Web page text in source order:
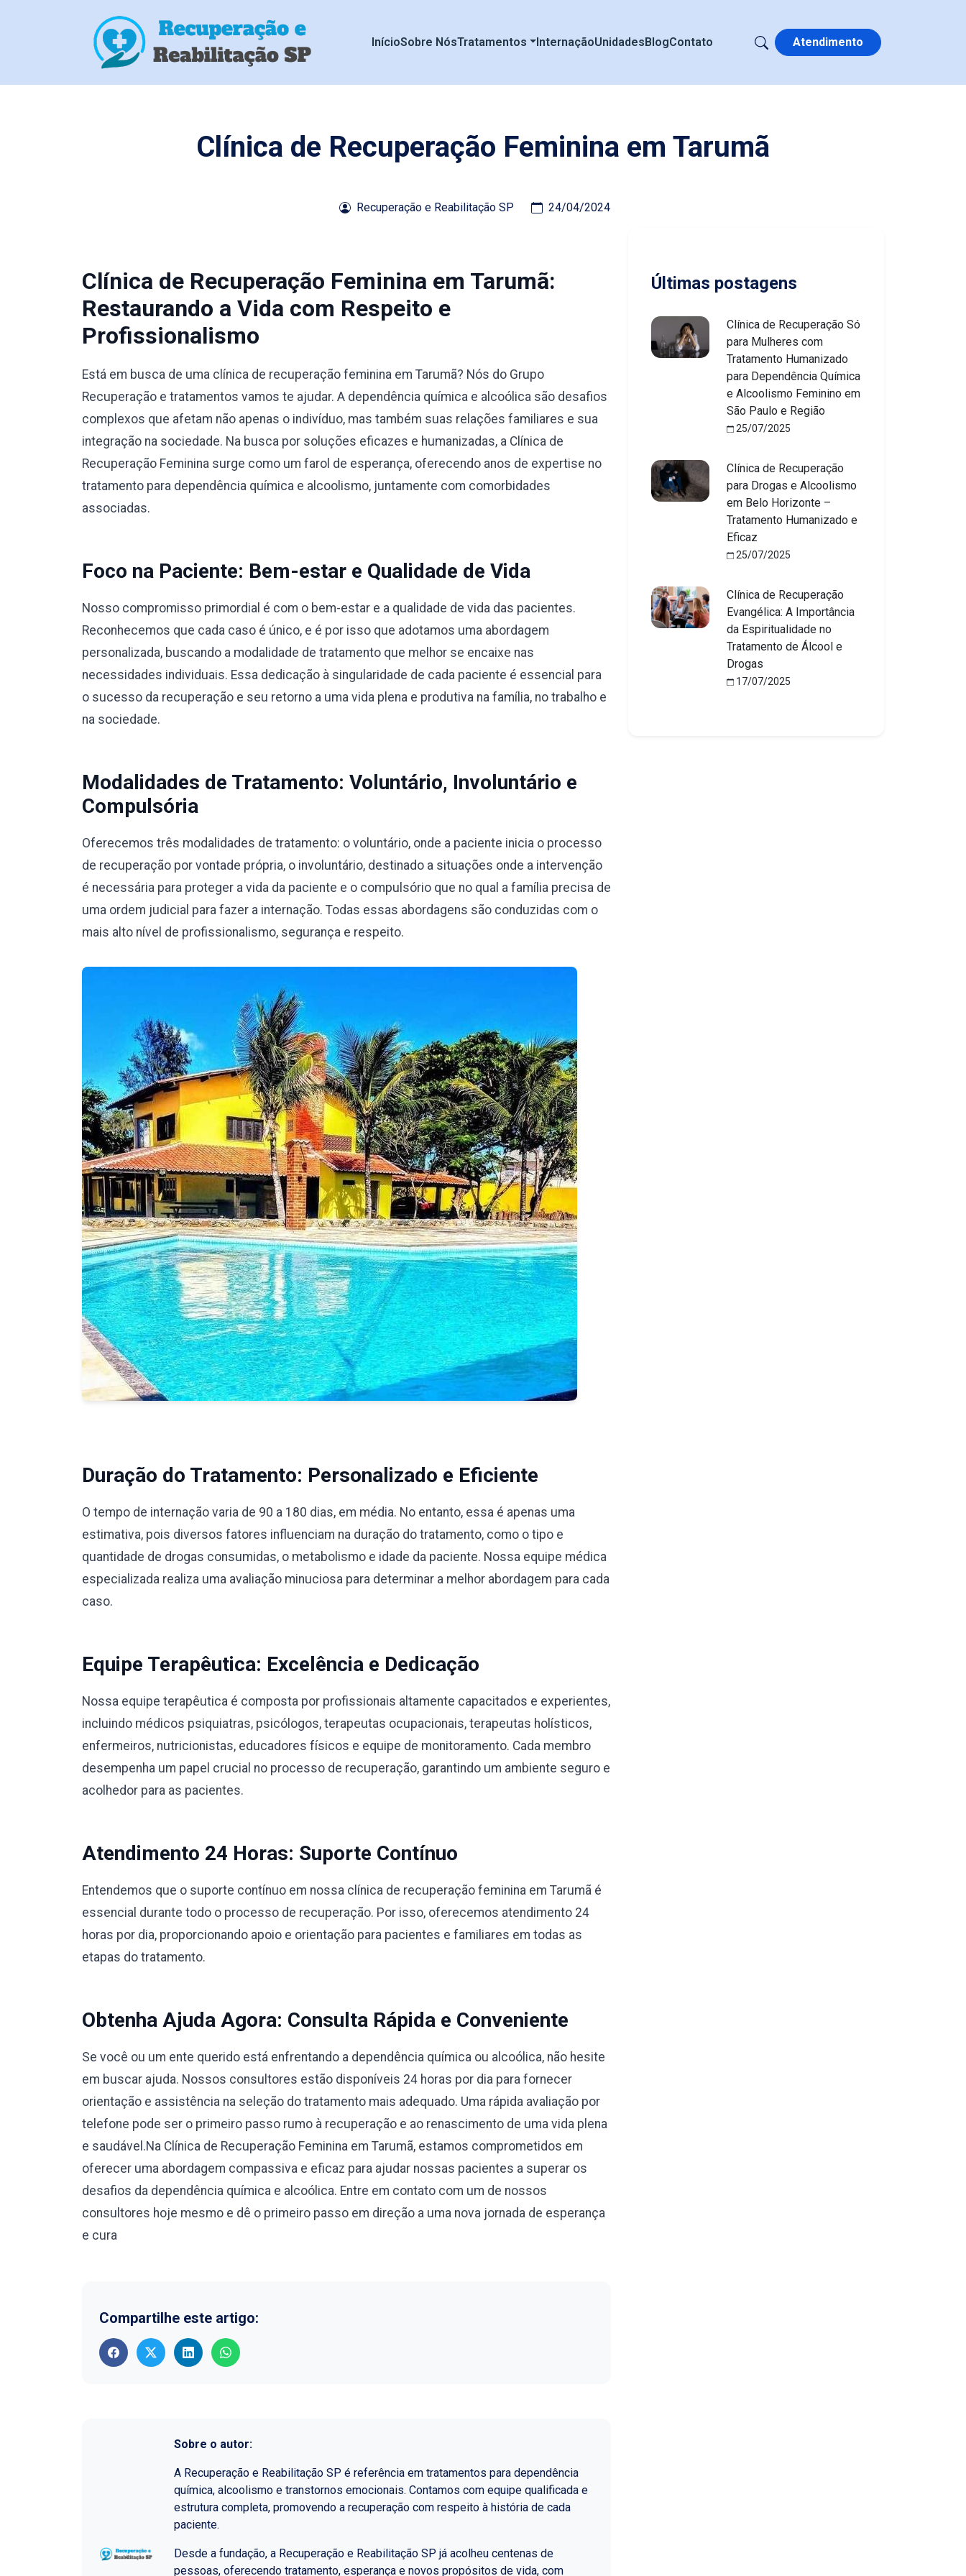
InícioSobre NósTratamentos InternaçãoUnidadesBlogContato Atendimento
Clínica de Recuperação Feminina em Tarumã
Recuperação e Reabilitação SP 24/04/2024
Clínica de Recuperação Feminina em Tarumã:
Restaurando a Vida com Respeito e
Profissionalismo
Está em busca de uma clínica de recuperação feminina em Tarumã? Nós do Grupo
Recuperação e tratamentos vamos te ajudar. A dependência química e alcoólica são desafios
complexos que afetam não apenas o indivíduo, mas também suas relações familiares e sua
integração na sociedade. Na busca por soluções eficazes e humanizadas, a Clínica de
Recuperação Feminina surge como um farol de esperança, oferecendo anos de expertise no
tratamento para dependência química e alcoolismo, juntamente com comorbidades
associadas.
Foco na Paciente: Bem-estar e Qualidade de Vida
Nosso compromisso primordial é com o bem-estar e a qualidade de vida das pacientes.
Reconhecemos que cada caso é único, e é por isso que adotamos uma abordagem
personalizada, buscando a modalidade de tratamento que melhor se encaixe nas
necessidades individuais. Essa dedicação à singularidade de cada paciente é essencial para
o sucesso da recuperação e seu retorno a uma vida plena e produtiva na família, no trabalho e
na sociedade.
Modalidades de Tratamento: Voluntário, Involuntário e
Compulsória
Oferecemos três modalidades de tratamento: o voluntário, onde a paciente inicia o processo
de recuperação por vontade própria, o involuntário, destinado a situações onde a intervenção
é necessária para proteger a vida da paciente e o compulsório que no qual a família precisa de
uma ordem judicial para fazer a internação. Todas essas abordagens são conduzidas com o
mais alto nível de profissionalismo, segurança e respeito.
Duração do Tratamento: Personalizado e Eficiente
O tempo de internação varia de 90 a 180 dias, em média. No entanto, essa é apenas uma
estimativa, pois diversos fatores influenciam na duração do tratamento, como o tipo e
quantidade de drogas consumidas, o metabolismo e idade da paciente. Nossa equipe médica
especializada realiza uma avaliação minuciosa para determinar a melhor abordagem para cada
caso.
Equipe Terapêutica: Excelência e Dedicação
Nossa equipe terapêutica é composta por profissionais altamente capacitados e experientes,
incluindo médicos psiquiatras, psicólogos, terapeutas ocupacionais, terapeutas holísticos,
enfermeiros, nutricionistas, educadores físicos e equipe de monitoramento. Cada membro
desempenha um papel crucial no processo de recuperação, garantindo um ambiente seguro e
acolhedor para as pacientes.
Atendimento 24 Horas: Suporte Contínuo
Entendemos que o suporte contínuo em nossa clínica de recuperação feminina em Tarumã é
essencial durante todo o processo de recuperação. Por isso, oferecemos atendimento 24
horas por dia, proporcionando apoio e orientação para pacientes e familiares em todas as
etapas do tratamento.
Obtenha Ajuda Agora: Consulta Rápida e Conveniente
Se você ou um ente querido está enfrentando a dependência química ou alcoólica, não hesite
em buscar ajuda. Nossos consultores estão disponíveis 24 horas por dia para fornecer
orientação e assistência na seleção do tratamento mais adequado. Uma rápida avaliação por
telefone pode ser o primeiro passo rumo à recuperação e ao renascimento de uma vida plena
e saudável.Na Clínica de Recuperação Feminina em Tarumã, estamos comprometidos em
oferecer uma abordagem compassiva e eficaz para ajudar nossas pacientes a superar os
desafios da dependência química e alcoólica. Entre em contato com um de nossos
consultores hoje mesmo e dê o primeiro passo em direção a uma nova jornada de esperança
e cura
Compartilhe este artigo:
Sobre o autor:
A Recuperação e Reabilitação SP é referência em tratamentos para dependência
química, alcoolismo e transtornos emocionais. Contamos com equipe qualificada e
estrutura completa, promovendo a recuperação com respeito à história de cada
paciente.
Desde a fundação, a Recuperação e Reabilitação SP já acolheu centenas de
pessoas, oferecendo tratamento, esperança e novos propósitos de vida, com
Últimas postagens
Clínica de Recuperação Só
para Mulheres com
Tratamento Humanizado
para Dependência Química
e Alcoolismo Feminino em
São Paulo e Região
25/07/2025
Clínica de Recuperação
para Drogas e Alcoolismo
em Belo Horizonte –
Tratamento Humanizado e
Eficaz
25/07/2025
Clínica de Recuperação
Evangélica: A Importância
da Espiritualidade no
Tratamento de Álcool e
Drogas
17/07/2025